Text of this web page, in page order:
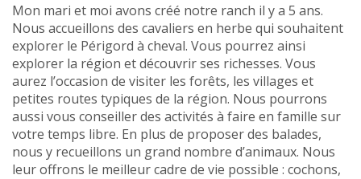
Mon mari et moi avons créé notre ranch il y a 5 ans.
Nous accueillons des cavaliers en herbe qui souhaitent
explorer le Périgord à cheval. Vous pourrez ainsi
explorer la région et découvrir ses richesses. Vous
aurez l’occasion de visiter les forêts, les villages et
petites routes typiques de la région. Nous pourrons
aussi vous conseiller des activités à faire en famille sur
votre temps libre. En plus de proposer des balades,
nous y recueillons un grand nombre d’animaux. Nous
leur offrons le meilleur cadre de vie possible : cochons,